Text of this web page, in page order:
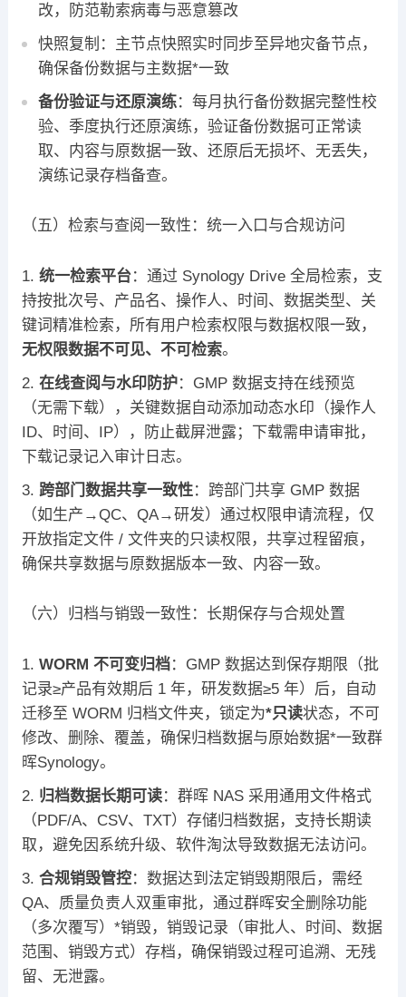
改，防范勒索病毒与恶意篡改
快照复制：主节点快照实时同步至异地灾备节点，
确保备份数据与主数据*一致
备份验证与还原演练：每月执行备份数据完整性校
验、季度执行还原演练，验证备份数据可正常读
取、内容与原数据一致、还原后无损坏、无丢失，
演练记录存档备查。
（五）检索与查阅一致性：统一入口与合规访问
统一检索平台：通过 Synology Drive 全局检索，支
持按批次号、产品名、操作人、时间、数据类型、关
键词精准检索，所有用户检索权限与数据权限一致，
无权限数据不可见、不可检索。
在线查阅与水印防护：GMP 数据支持在线预览
（无需下载），关键数据自动添加动态水印（操作人
ID、时间、IP），防止截屏泄露；下载需申请审批，
下载记录记入审计日志。
跨部门数据共享一致性：跨部门共享 GMP 数据
（如生产→QC、QA→研发）通过权限申请流程，仅
开放指定文件 / 文件夹的只读权限，共享过程留痕，
确保共享数据与原数据版本一致、内容一致。
（六）归档与销毁一致性：长期保存与合规处置
WORM 不可变归档：GMP 数据达到保存期限（批
记录≥产品有效期后 1 年，研发数据≥5 年）后，自动
迁移至 WORM 归档文件夹，锁定为*只读状态，不可
修改、删除、覆盖，确保归档数据与原始数据*一致群
晖Synology。
归档数据长期可读：群晖 NAS 采用通用文件格式
（PDF/A、CSV、TXT）存储归档数据，支持长期读
取，避免因系统升级、软件淘汰导致数据无法访问。
合规销毁管控：数据达到法定销毁期限后，需经
QA、质量负责人双重审批，通过群晖安全删除功能
（多次覆写）*销毁，销毁记录（审批人、时间、数据
范围、销毁方式）存档，确保销毁过程可追溯、无残
留、无泄露。